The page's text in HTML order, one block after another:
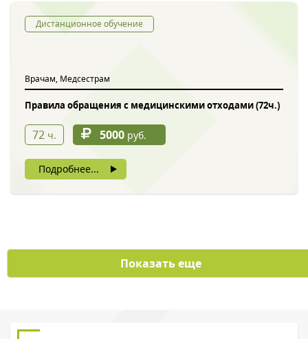
Дистанционное обучение
Врачам, Медсестрам
Правила обращения с медицинскими отходами (72ч.)
72 ч. 5000 руб.
Подробнее...
Показать еще